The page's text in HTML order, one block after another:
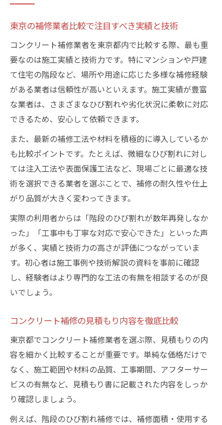
東京の補修業者比較で注目すべき実績と技術
コンクリート補修業者を東京都内で比較する際、最も重
要なのは施工実績と技術力です。特にマンションや戸建
て住宅の階段など、場所や用途に応じた多様な補修経験
がある業者は信頼性が高いといえます。施工実績が豊富
な業者は、さまざまなひび割れや劣化状況に柔軟に対応
できるため、安心して依頼できます。
また、最新の補修工法や材料を積極的に導入しているか
も比較ポイントです。たとえば、微細なひび割れに対し
ては注入工法や表面保護工法など、現場ごとに最適な技
術を選択できる業者を選ぶことで、補修の耐久性や仕上
がり品質が大きく変わってきます。
実際の利用者からは「階段のひび割れが数年再発しなか
った」「工事中も丁寧な対応で安心できた」といった声
が多く、実績と技術力の高さが評価につながっていま
す。初心者は施工事例や技術解説の資料を事前に確認
し、経験者はより専門的な工法の有無を相談するのが良
いでしょう。
コンクリート補修の見積もり内容を徹底比較
東京都でコンクリート補修業者を選ぶ際、見積もりの内
容を細かく比較することが重要です。単純な価格だけで
なく、施工範囲や材料の品質、工事期間、アフターサー
ビスの有無など、見積もり書に記載された内容をしっか
り確認しましょう。
例えば、階段のひび割れ補修では、補修面積・使用する